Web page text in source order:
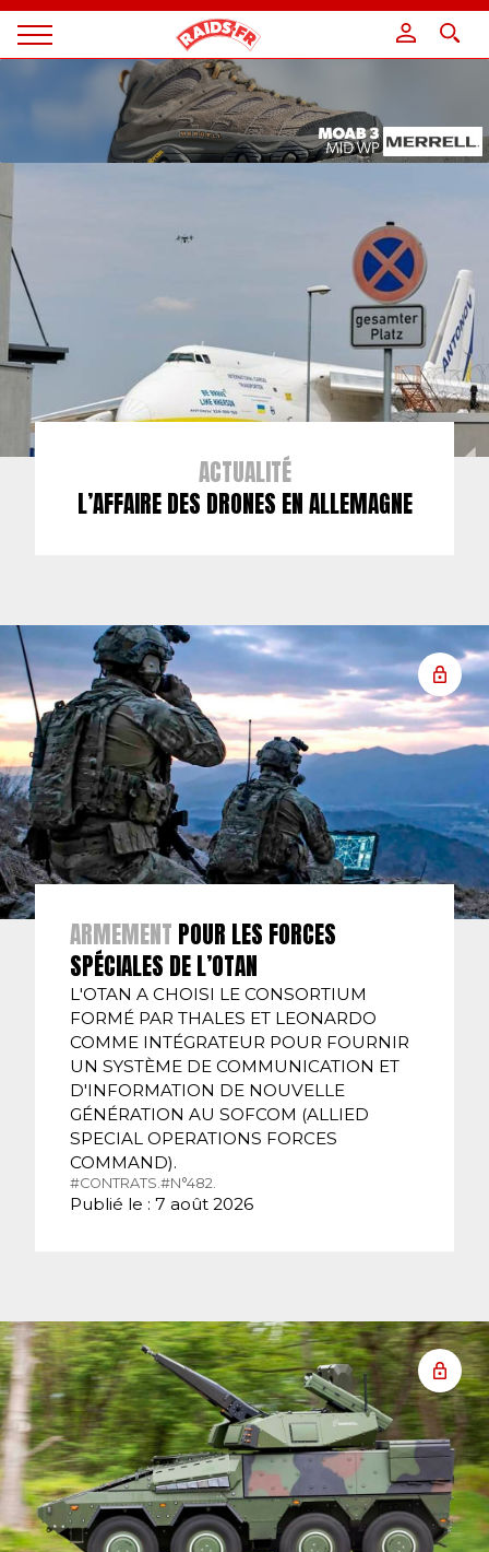
Magazine
ACTUALITÉ
L’AFFAIRE DES DRONES EN ALLEMAGNE
ARMEMENT POUR LES FORCES
SPÉCIALES DE L’OTAN
L'OTAN A CHOISI LE CONSORTIUM
FORMÉ PAR THALES ET LEONARDO
COMME INTÉGRATEUR POUR FOURNIR
UN SYSTÈME DE COMMUNICATION ET
D'INFORMATION DE NOUVELLE
GÉNÉRATION AU SOFCOM (ALLIED
SPECIAL OPERATIONS FORCES
COMMAND).
#CONTRATS. #N°482.
Publié le : 7 août 2026
Panneau de gestion des cookies